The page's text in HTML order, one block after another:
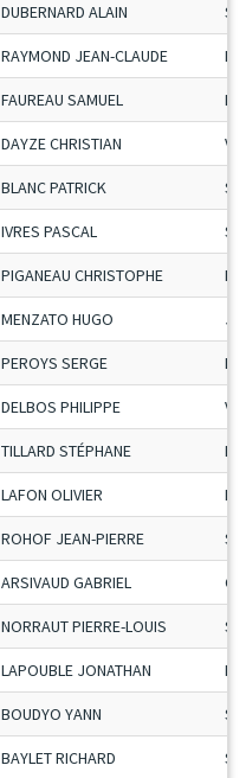
DUBERNARD ALAIN
RAYMOND JEAN-CLAUDE
FAUREAU SAMUEL
DAYZE CHRISTIAN
BLANC PATRICK
IVRES PASCAL
PIGANEAU CHRISTOPHE
MENZATO HUGO
PEROYS SERGE
DELBOS PHILIPPE
TILLARD STÉPHANE
LAFON OLIVIER
ROHOF JEAN-PIERRE
ARSIVAUD GABRIEL
NORRAUT PIERRE-LOUIS
LAPOUBLE JONATHAN
BOUDYO YANN
BAYLET RICHARD